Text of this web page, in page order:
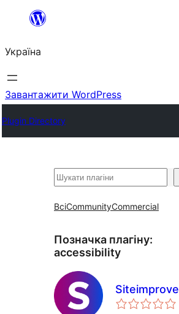
Перейти
вмісту
Україна
Завантажити WordPress
Plugin Directory
Пошук
ВсіCommunityCommercial
Позначка плагіну:
accessibility
Siteimprove